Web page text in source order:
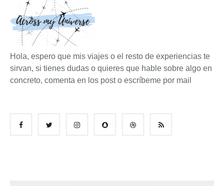
Hola, espero que mis viajes o el resto de experiencias te
sirvan, si tienes dudas o quieres que hable sobre algo en
concreto, comenta en los post o escríbeme por mail